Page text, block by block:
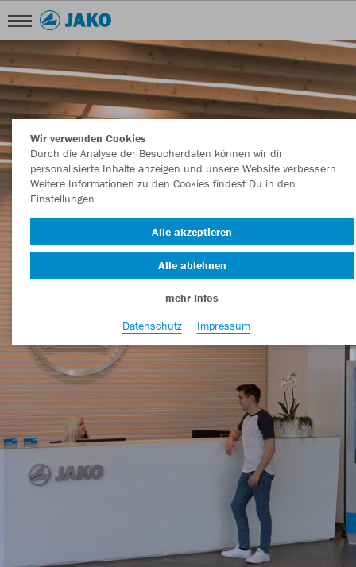
KARRIERE
Wir verwenden Cookies
Durch die Analyse der Besucherdaten können wir dir
personalisierte Inhalte anzeigen und unsere Website verbessern.
Weitere Informationen zu den Cookies findest Du in den
Einstellungen.
Alle akzeptieren
Alle ablehnen
mehr Infos
Datenschutz
Impressum